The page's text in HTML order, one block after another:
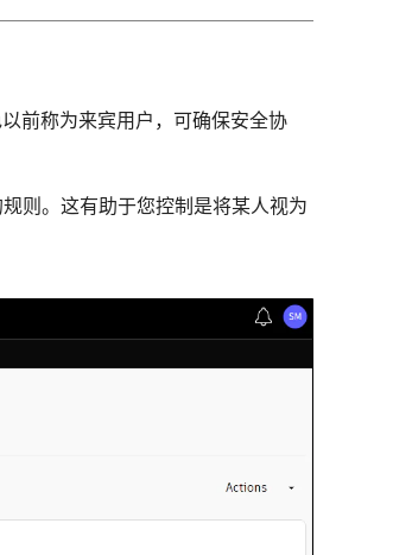
前称为来宾用户，可确保安全协
则。这有助于您控制是将某人视为